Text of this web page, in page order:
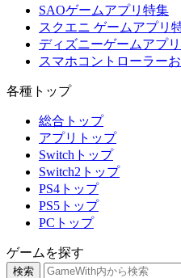
SAOゲームアプリ特集
スクエニ ゲームアプリ
ディズニーゲームアプ
スマホコントローラー
各種トップ
総合トップ
アプリトップ
Switchトップ
Switch2トップ
PS4トップ
PS5トップ
PCトップ
ゲームを探す
検索